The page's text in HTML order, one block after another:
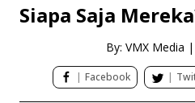
Siapa Saja
By: VMX Media |
| Facebook |